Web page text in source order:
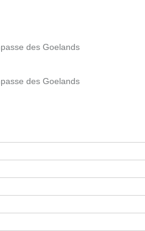
des Goelands
des Goelands